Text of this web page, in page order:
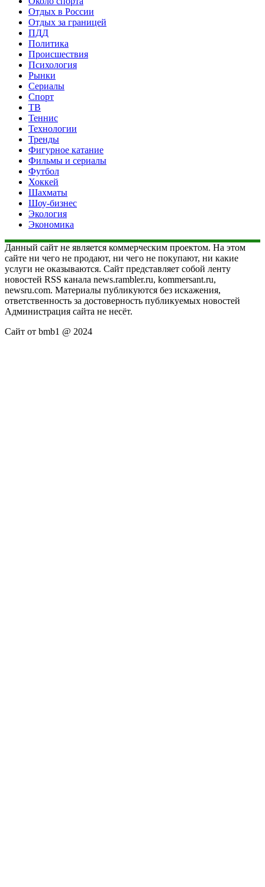
Отдых в России
Отдых за границей
ПДД
Политика
Происшествия
Психология
Рынки
Сериалы
Спорт
ТВ
Теннис
Технологии
Тренды
Фигурное катание
Фильмы и сериалы
Футбол
Хоккей
Шахматы
Шоу-бизнес
Экология
Экономика
Данный сайт не является коммерческим проектом. На этом
сайте ни чего не продают, ни чего не покупают, ни какие
услуги не оказываются. Сайт представляет собой ленту
новостей RSS канала news.rambler.ru, kommersant.ru,
newsru.com. Материалы публикуются без искажения,
ответственность за достоверность публикуемых новостей
Администрация сайта не несёт.
Сайт от bmb1 @ 2024